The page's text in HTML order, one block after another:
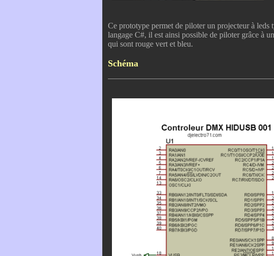
Ce prototype permet de piloter un projecteur à
langage C#, il est ainsi possible de piloter grâce à
qui sont rouge vert et bleu.
Schéma